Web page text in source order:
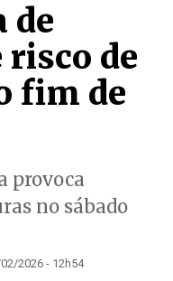
de
risco de
fim de
provoca
no sábado
2026 - 12h54